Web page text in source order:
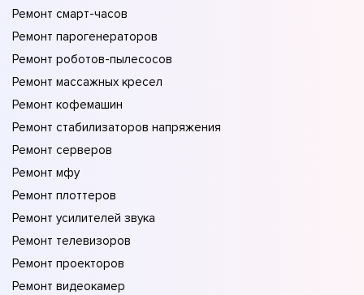
Ремонт смарт-часов
Ремонт парогенераторов
Ремонт роботов-пылесосов
Ремонт массажных кресел
Ремонт кофемашин
Ремонт стабилизаторов напряжения
Ремонт серверов
Ремонт мфу
Ремонт плоттеров
Ремонт усилителей звука
Ремонт телевизоров
Ремонт проекторов
Ремонт видеокамер